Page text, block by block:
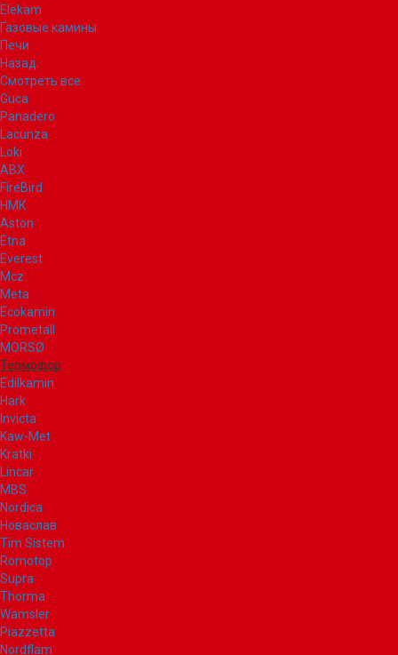
Elekam
Газовые камины
Печи
Назад
Смотреть все
Guca
Panadero
Lacunza
Loki
ABX
FireBird
НМК
Aston
Etna
Everest
Mcz
Meta
Ecokamin
Prometall
MORSØ
Термофор
Edilkamin
Hark
Invicta
Kaw-Met
Kratki
Lincar
MBS
Nordica
Новаслав
Tim Sistem
Romotop
Supra
Thorma
Wamsler
Piazzetta
Nordflam